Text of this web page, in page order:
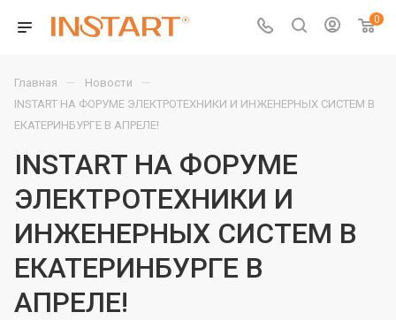
0
Главная — Новости —
INSTART НА ФОРУМЕ ЭЛЕКТРОТЕХНИКИ И ИНЖЕНЕРНЫХ СИСТЕМ В
ЕКАТЕРИНБУРГЕ В АПРЕЛЕ!
INSTART НА ФОРУМЕ
ЭЛЕКТРОТЕХНИКИ И
ИНЖЕНЕРНЫХ СИСТЕМ В
ЕКАТЕРИНБУРГЕ В
АПРЕЛЕ!